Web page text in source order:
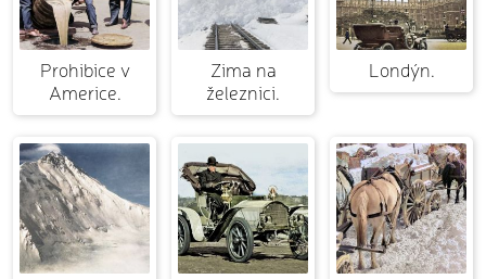
Prohibice v
Americe.
Zima na
železnici.
Londýn.